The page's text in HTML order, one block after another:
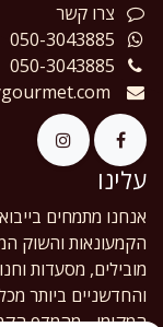
צרו קשר
050-3043885
050-3043885
עלינו
אנחנו מתמחים
הקמעונאות והשוק
מובילים, מסעדות
והחדשניים ביותר
המקומי - מהמדף